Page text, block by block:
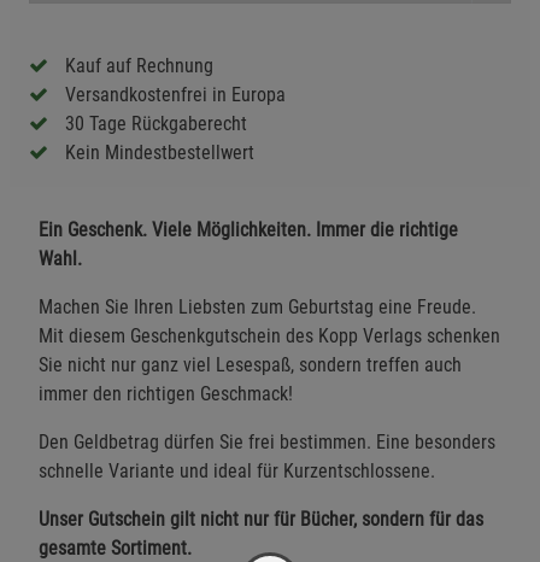
Kauf auf Rechnung
Versandkostenfrei in Europa
30 Tage Rückgaberecht
Kein Mindestbestellwert
Ein Geschenk. Viele Möglichkeiten. Immer die richtige
Wahl.
Machen Sie Ihren Liebsten zum Geburtstag eine Freude.
Mit diesem Geschenkgutschein des Kopp Verlags schenken
Sie nicht nur ganz viel Lesespaß, sondern treffen auch
immer den richtigen Geschmack!
Den Geldbetrag dürfen Sie frei bestimmen. Eine besonders
schnelle Variante und ideal für Kurzentschlossene.
Unser Gutschein gilt nicht nur für Bücher, sondern für das
gesamte Sortiment.